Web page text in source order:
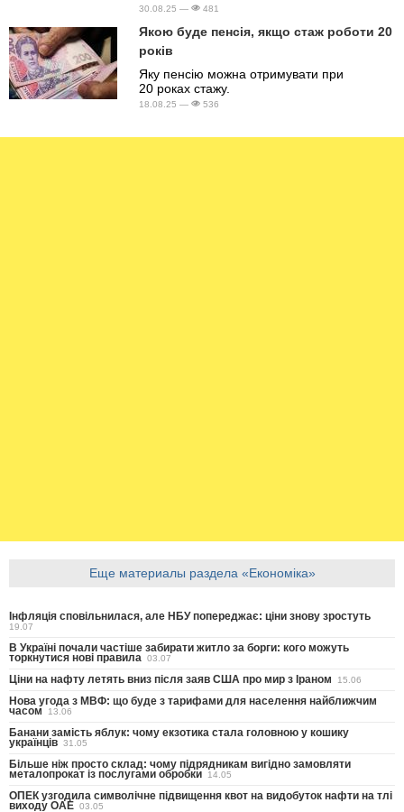
30.08.25 — 481
Якою буде пенсія, якщо стаж роботи 20
років
Яку пенсію можна отримувати при
20 роках стажу.
18.08.25 — 536
Еще материалы раздела «Економіка»
Інфляція сповільнилася, але НБУ попереджає: ціни знову зростуть
19.07
В Україні почали частіше забирати житло за борги: кого можуть
торкнутися нові правила 03.07
Ціни на нафту летять вниз після заяв США про мир з Іраном 15.06
Нова угода з МВФ: що буде з тарифами для населення найближчим
часом 13.06
Банани замість яблук: чому екзотика стала головною у кошику
українців 31.05
Більше ніж просто склад: чому підрядникам вигідно замовляти
металопрокат із послугами обробки 14.05
ОПЕК узгодила символічне підвищення квот на видобуток нафти на тлі
виходу ОАЕ 03.05